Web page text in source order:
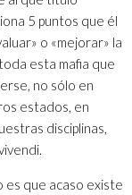
5 puntos que él
o «mejorar» la
esta mafia que
no sólo en
estados, en
disciplinas,
es que acaso existe